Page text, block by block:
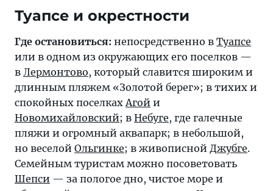
Туапсе и окрестности
Где остановиться: непосредственно в Туапсе
или в одном из окружающих его поселков —
в Лермонтово, который славится широким и
длинным пляжем «Золотой берег»; в тихих и
спокойных поселках Агой и
Новомихайловский; в Небуге, где галечные
пляжи и огромный аквапарк; в небольшой,
но веселой Ольгинке; в живописной Джубге.
Семейным туристам можно посоветовать
Шепси — за пологое дно, чистое море и